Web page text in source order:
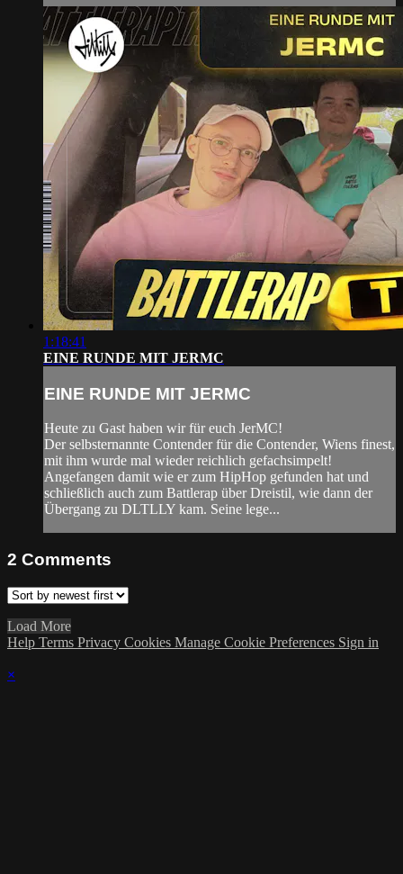
1:18:41
EINE RUNDE MIT JERMC
EINE RUNDE MIT JERMC
Heute zu Gast haben wir für euch JerMC!
Der selbsternannte Contender für die Contender, Wiens finest,
mit ihm wurde mal wieder reichlich gefachsimpelt!
Angefangen damit wie er zum HipHop gefunden hat und
schließlich auch zum Battlerap über Dreistil, wie dann der
Übergang zu DLTLLY kam. Seine lege...
2 Comments
Load More
Help Terms Privacy Cookies Manage Cookie Preferences Sign in
×